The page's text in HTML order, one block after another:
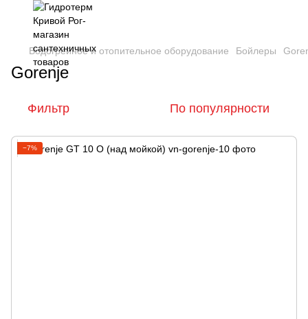
Водогрейное и отопительное оборудование Бойлеры
Gorenje
Фильтр По популярности
−7%